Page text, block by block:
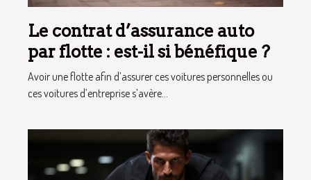
Le contrat d’assurance auto
par flotte : est-il si bénéfique ?
Avoir une flotte afin d’assurer ces voitures personnelles ou
ces voitures d’entreprise s’avère...